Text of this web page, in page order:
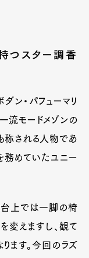
つスター調香
ン・パフューマリ
流モードメゾンの
称される人物であ
務めていたユニー
台上では一脚の椅
変えますし、観て
ます。今回のラズ